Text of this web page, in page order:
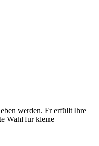
werden. Er erfüllt Ihre
Wahl für kleine